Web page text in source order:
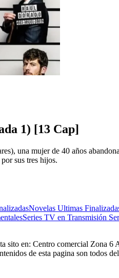
1) [13 Cap]
una mujer de 40 años
sus tres hijos.
Novelas Ultimas
Series TV en Transmisión
en: Centro comercial Zona 6
de esta pagina son todos